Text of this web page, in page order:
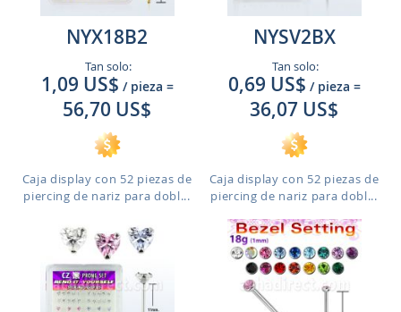
NYX18B2
Tan solo:
1,09 US$ / pieza =
56,70 US$
Caja display con 52 piezas de
piercing de nariz para dobl...
NYSV2BX
Tan solo:
0,69 US$ / pieza =
36,07 US$
Caja display con 52 piezas de
piercing de nariz para dobl...